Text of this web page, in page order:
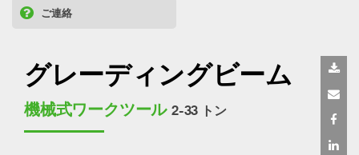
ご連絡
グレーディングビーム
機械式ワークツール 2-33 トン